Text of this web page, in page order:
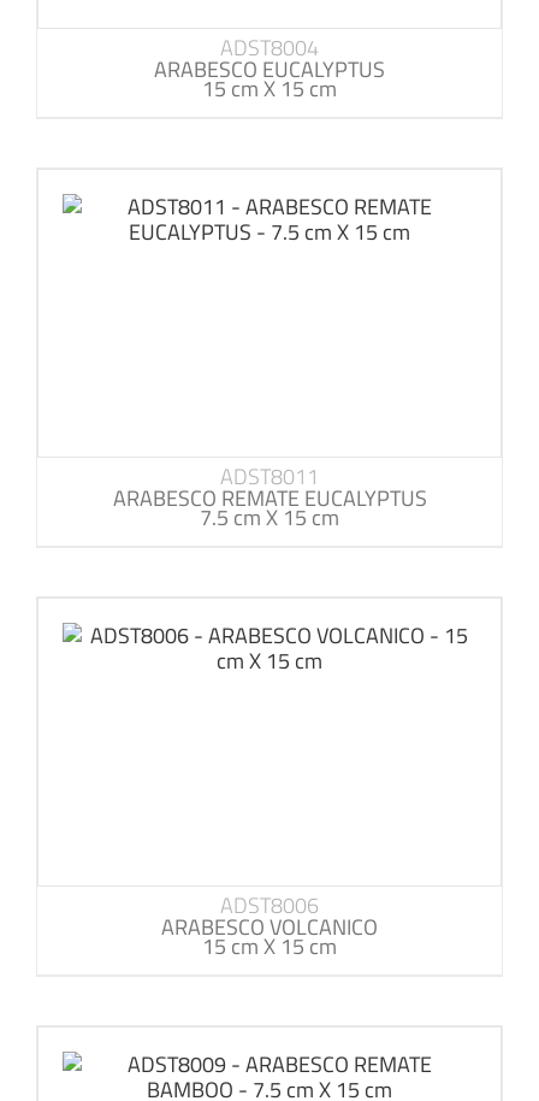
ADST8004
ARABESCO EUCALYPTUS
15 cm X 15 cm
ADST8011
ARABESCO REMATE EUCALYPTUS
7.5 cm X 15 cm
ADST8006
ARABESCO VOLCANICO
15 cm X 15 cm